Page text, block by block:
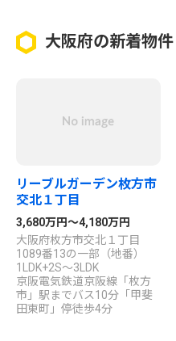
大阪府の新着物件
リーブルガーデン枚方市
交北１丁目
3,680万円～4,180万円
大阪府枚方市交北１丁目
1089番13の一部（地番）
1LDK+2S～3LDK
京阪電気鉄道京阪線「枚方
市」駅までバス10分「甲斐
田東町」停徒歩4分